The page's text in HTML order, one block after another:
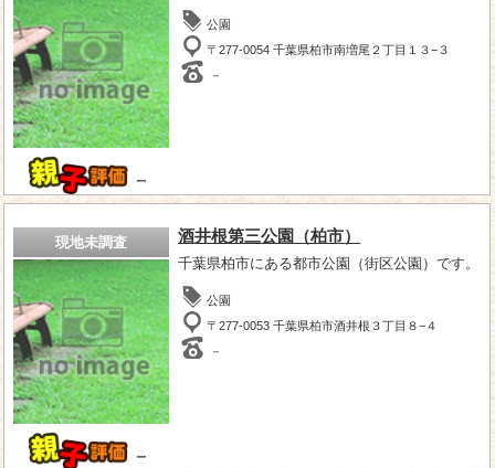
－
公園
〒277-0054 千葉県柏市南増尾２丁目１３−３
－
現地未調査
－
酒井根第三公園（柏市）
千葉県柏市にある都市公園（街区公園）です。
公園
〒277-0053 千葉県柏市酒井根３丁目８−４
－